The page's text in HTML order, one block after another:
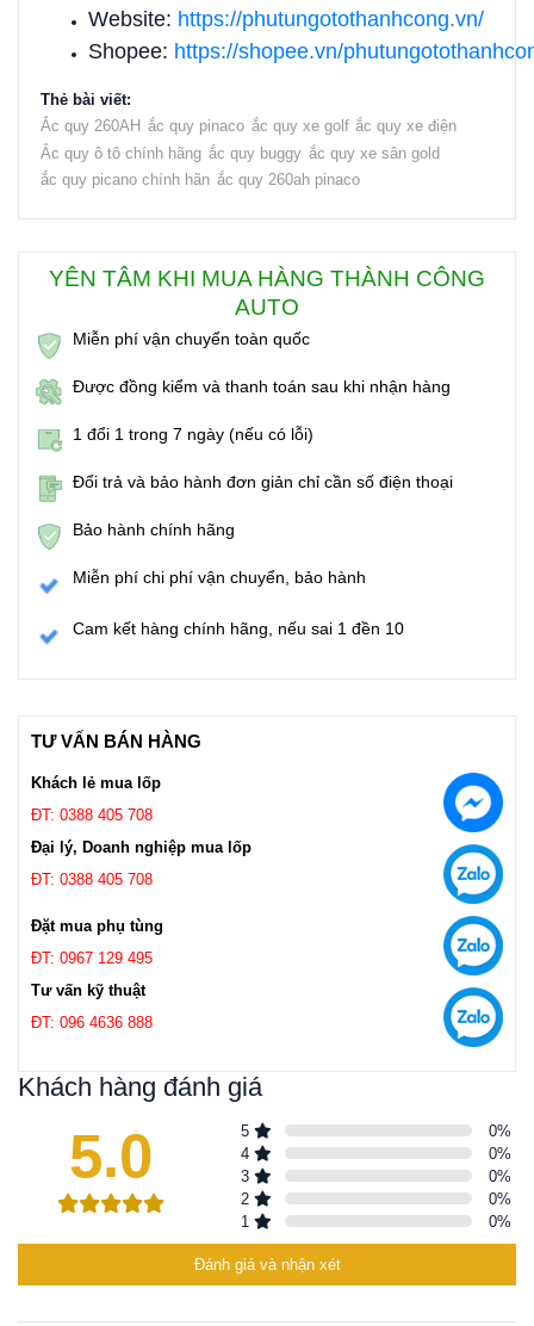
Website: https://phutungotothanhcong.vn/
Shopee: https://shopee.vn/
Thẻ bài viết:
Ắc quy 260AH ắc quy pinaco ắc quy xe golf ắc quy xe điện
Ắc quy ô tô chính hãng ắc quy buggy ắc quy xe sân gold
ắc quy picano chính hãn ắc quy 260ah pinaco
YÊN TÂM KHI MUA HÀNG THÀNH CÔNG
AUTO
Miễn phí vận chuyển toàn quốc
Được đồng kiểm và thanh toán sau khi nhận hàng
1 đổi 1 trong 7 ngày (nếu có lỗi)
Đổi trả và bảo hành đơn giản chỉ cần số điện thoại
Bảo hành chính hãng
Miễn phí chi phí vận chuyển, bảo hành
Cam kết hàng chính hãng, nếu sai 1 đền 10
TƯ VẤN BÁN HÀNG
Khách lẻ mua lốp
ĐT: 0388 405 708
Đại lý, Doanh nghiệp mua lốp
ĐT: 0388 405 708
Đặt mua phụ tùng
ĐT: 0967 129 495
Tư vấn kỹ thuật
ĐT: 096 4636 888
Khách hàng đánh giá
5.0 5 0%
4
0%
3
0%
2
0%
1
0%
Đánh giá và nhận xét